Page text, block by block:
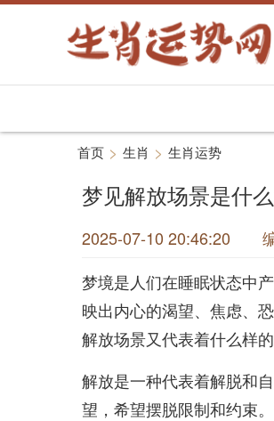
首页 > 生肖 > 生肖运势
梦见解放场景是什
2025-07-10 20:46:20
梦境是人们在睡眠状态中
映出内心的渴望、焦虑、
解放场景又代表着什么样
解放是一种代表着解脱和
望，希望摆脱限制和约束